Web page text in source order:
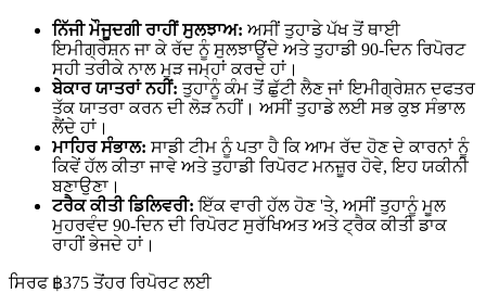
ਨਿੱਜੀ ਮੌਜੂਦਗੀ ਰਾਹੀਂ ਸੁਲਝਾਅ: ਅਸੀਂ ਤੁਹਾਡੇ ਪੱਖ ਤੋਂ ਥਾਈ
ਇਮੀਗ੍ਰੇਸ਼ਨ ਜਾ ਕੇ ਰੱਦ ਨੂੰ ਸੁਲਝਾਉਂਦੇ ਅਤੇ ਤੁਹਾਡੀ 90-ਦਿਨ ਰਿਪੋਰਟ
ਸਹੀ ਤਰੀਕੇ ਨਾਲ ਮੁੜ ਜਮ੍ਹਾਂ ਕਰਦੇ ਹਾਂ।
ਬੇਕਾਰ ਯਾਤਰਾਂ ਨਹੀਂ: ਤੁਹਾਨੂੰ ਕੰਮ ਤੋਂ ਛੁੱਟੀ ਲੈਣ ਜਾਂ ਇਮੀਗ੍ਰੇਸ਼ਨ ਦਫਤਰ
ਤੱਕ ਯਾਤਰਾ ਕਰਨ ਦੀ ਲੋੜ ਨਹੀਂ। ਅਸੀਂ ਤੁਹਾਡੇ ਲਈ ਸਭ ਕੁਝ ਸੰਭਾਲ
ਲੈਂਦੇ ਹਾਂ।
ਮਾਹਿਰ ਸੰਭਾਲ: ਸਾਡੀ ਟੀਮ ਨੂੰ ਪਤਾ ਹੈ ਕਿ ਆਮ ਰੱਦ ਹੋਣ ਦੇ ਕਾਰਨਾਂ ਨੂੰ
ਕਿਵੇਂ ਹੱਲ ਕੀਤਾ ਜਾਵੇ ਅਤੇ ਤੁਹਾਡੀ ਰਿਪੋਰਟ ਮਨਜ਼ੂਰ ਹੋਵੇ, ਇਹ ਯਕੀਨੀ
ਬਣਾਉਣਾ।
ਟਰੈਕ ਕੀਤੀ ਡਿਲਿਵਰੀ: ਇੱਕ ਵਾਰੀ ਹੱਲ ਹੋਣ 'ਤੇ, ਅਸੀਂ ਤੁਹਾਨੂੰ ਮੂਲ
ਮੁਹਰਵੰਦ 90-ਦਿਨ ਦੀ ਰਿਪੋਰਟ ਸੁਰੱਖਿਅਤ ਅਤੇ ਟ੍ਰੈਕ ਕੀਤੀ ਡਾਕ
ਰਾਹੀਂ ਭੇਜਦੇ ਹਾਂ।
ਸਿਰਫ ฿375 ਤੋਂਹਰ ਰਿਪੋਰਟ ਲਈ